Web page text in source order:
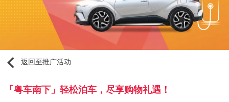
返回至推广活动
「粤车南下」轻松泊车，尽享购物礼遇！